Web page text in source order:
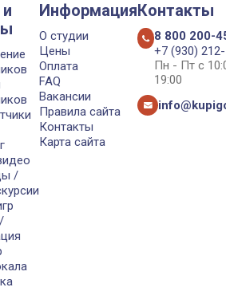
/
Информация
О студии
Цены
Оплата
FAQ
Вакансии
Правила сайта
Контакты
Карта сайта
Контакты
8 800 200-
+7 (930)
Пн - Пт с
19:00